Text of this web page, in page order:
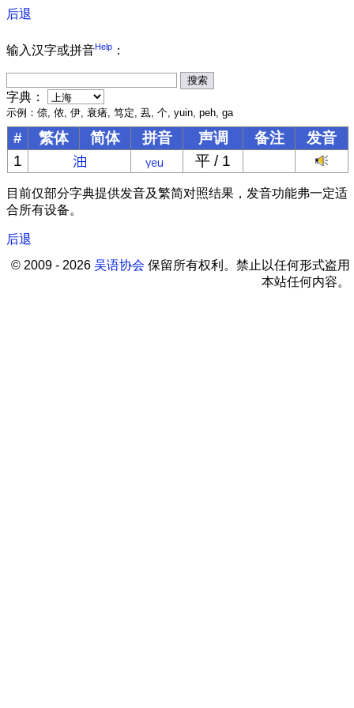
后退
输入汉字或拼音Help ：
字典：
示例：倷, 侬, 伊, 衰瘏, 笃定, 厾, 个, yuin, peh, ga
# 繁体 简体 拼音 声调 备注
发音
1
平 / 1
目前仅部分字典提供发音及繁简对照结果，发音功能弗一定适
合所有设备。
后退
© 2009 - 2026吴语协会 保留所有权利。禁止以任何形式盗用
本站任何内容。